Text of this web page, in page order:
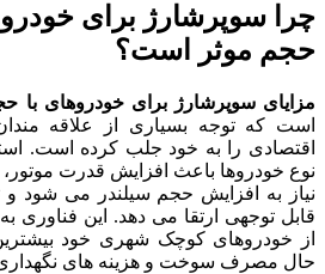
چرا سوپرشارژ برای
حجم موثر است؟
مزایای سوپرشارژ برای خودروهای با
است که توجه بسیاری از علاقه
اقتصادی را به خود جلب کرده است.
نوع خودروها باعث افزایش قدرت موتور،
نیاز به افزایش حجم سیلندر می شود و
قابل توجهی ارتقا می دهد. این فناوری
از خودروهای کوچک شهری خود
حال مصرف سوخت و هزینه های نگهداری